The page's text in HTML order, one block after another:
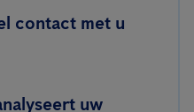
contact met u
uw